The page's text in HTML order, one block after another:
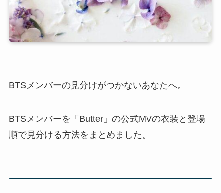
BTSメンバーの見分けがつかないあなたへ。
BTSメンバーを「Butter」の公式MVの衣装と登場
順で見分ける方法をまとめました。